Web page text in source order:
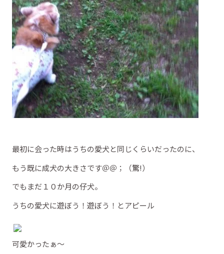
最初に会った時はうちの愛犬と同じくらいだったのに、
もう既に成犬の大きさです＠＠；（驚!）
でもまだ１０か月の仔犬。
うちの愛犬に遊ぼう！遊ぼう！とアピール
可愛かったぁ～